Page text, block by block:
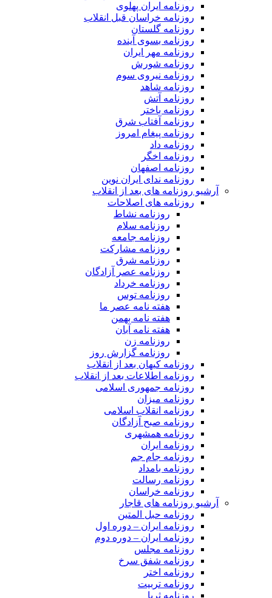
روزنامه ایران پهلوی
روزنامه خراسان قبل انقلاب
روزنامه گلستان
روزنامه بسوی آینده
روزنامه مهر ایران
روزنامه شورش
روزنامه نیروی سوم
روزنامه شاهد
روزنامه آتش
روزنامه باختر
روزنامه آفتاب شرق
روزنامه پیغام امروز
روزنامه داد
روزنامه اخگر
روزنامه اصفهان
روزنامه ندای ایران نوین
آرشیو روزنامه های بعد از انقلاب
روزنامه های اصلاحات
روزنامه نشاط
روزنامه سلام
روزنامه جامعه
روزنامه مشارکت
روزنامه شرق
روزنامه عصر آزادگان
روزنامه خرداد
روزنامه توس
هفته نامه عصر ما
هفته نامه بهمن
هفته نامه آبان
روزنامه زن
روزنامه گزارش روز
روزنامه کیهان بعد از انقلاب
روزنامه اطلاعات بعد از انقلاب
روزنامه جمهوری اسلامی
روزنامه میزان
روزنامه انقلاب اسلامی
روزنامه صبح آزادگان
روزنامه همشهری
روزنامه ایران
روزنامه جام جم
روزنامه بامداد
روزنامه رسالت
روزنامه خراسان
آرشیو روزنامه های قاجار
روزنامه حبل المتین
روزنامه ایران – دوره اول
روزنامه ایران – دوره دوم
روزنامه مجلس
روزنامه شفق سرخ
روزنامه اختر
روزنامه تربیت
روزنامه ثریا